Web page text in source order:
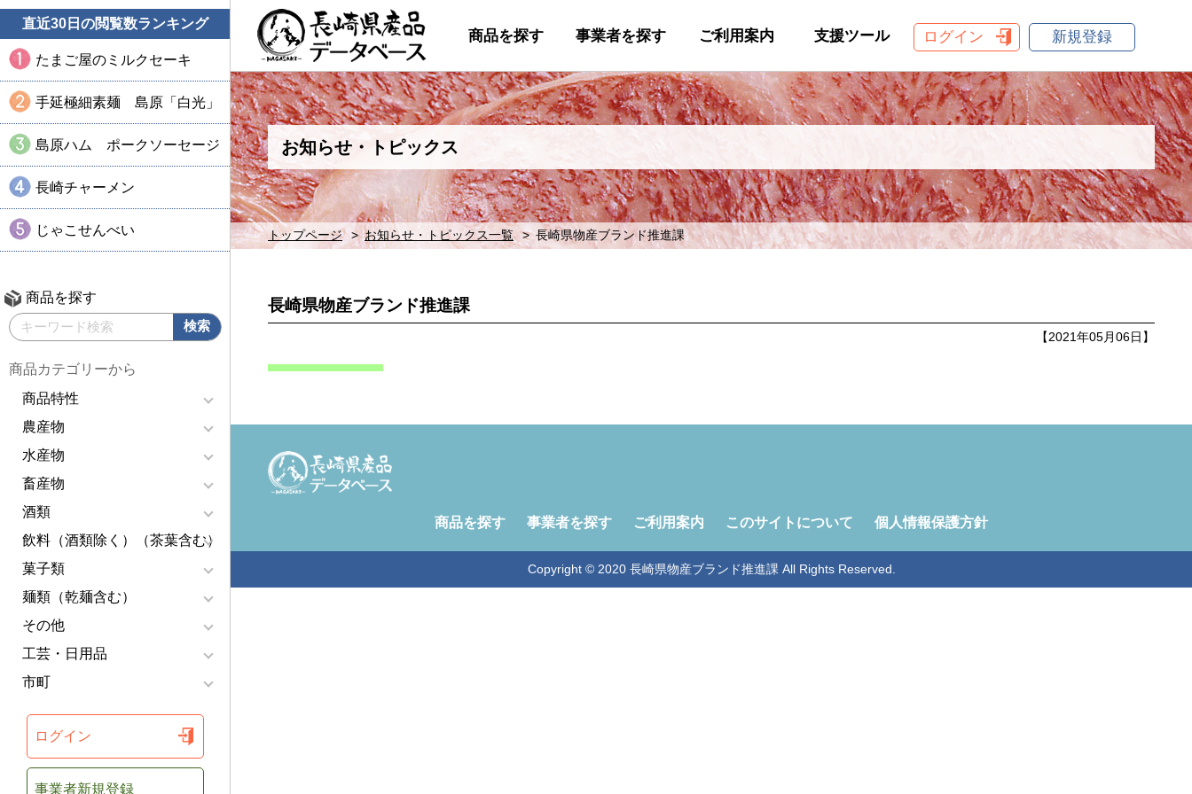
直近30日の閲覧数ランキング
たまご屋のミルクセーキ
手延極細素麺 島原「白光」
島原ハム ポークソーセージ
長崎チャーメン
じゃこせんべい
商品を探す
商品カテゴリーから
商品特性
農産物
水産物
畜産物
酒類
飲料（酒類除く）（茶葉含む）
菓子類
麺類（乾麺含む）
その他
工芸・日用品
市町
ログイン
事業者新規登録
商品を探す 事業者を探す ご利用案内 支援ツール ログイン 新規登録
お知らせ・トピックス
トップページ お知らせ・トピックス一覧 長崎県物産ブランド推進課
長崎県物産ブランド推進課
【2021年05月06日】
商品を探す 事業者を探す ご利用案内 このサイトについて 個人情報保護方針
Copyright © 2020 長崎県物産ブランド推進課 All Rights Reserved.